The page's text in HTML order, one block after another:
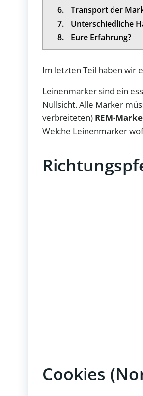
6.
Transport der
7.
Unterschiedliche
8.
Eure Erfahrung?
Im letzten Teil haben wir
Leinenmarker sind ein
Nullsicht. Alle Marker
verbreiteten) REM-
Welche Leinenmarker
Cookies